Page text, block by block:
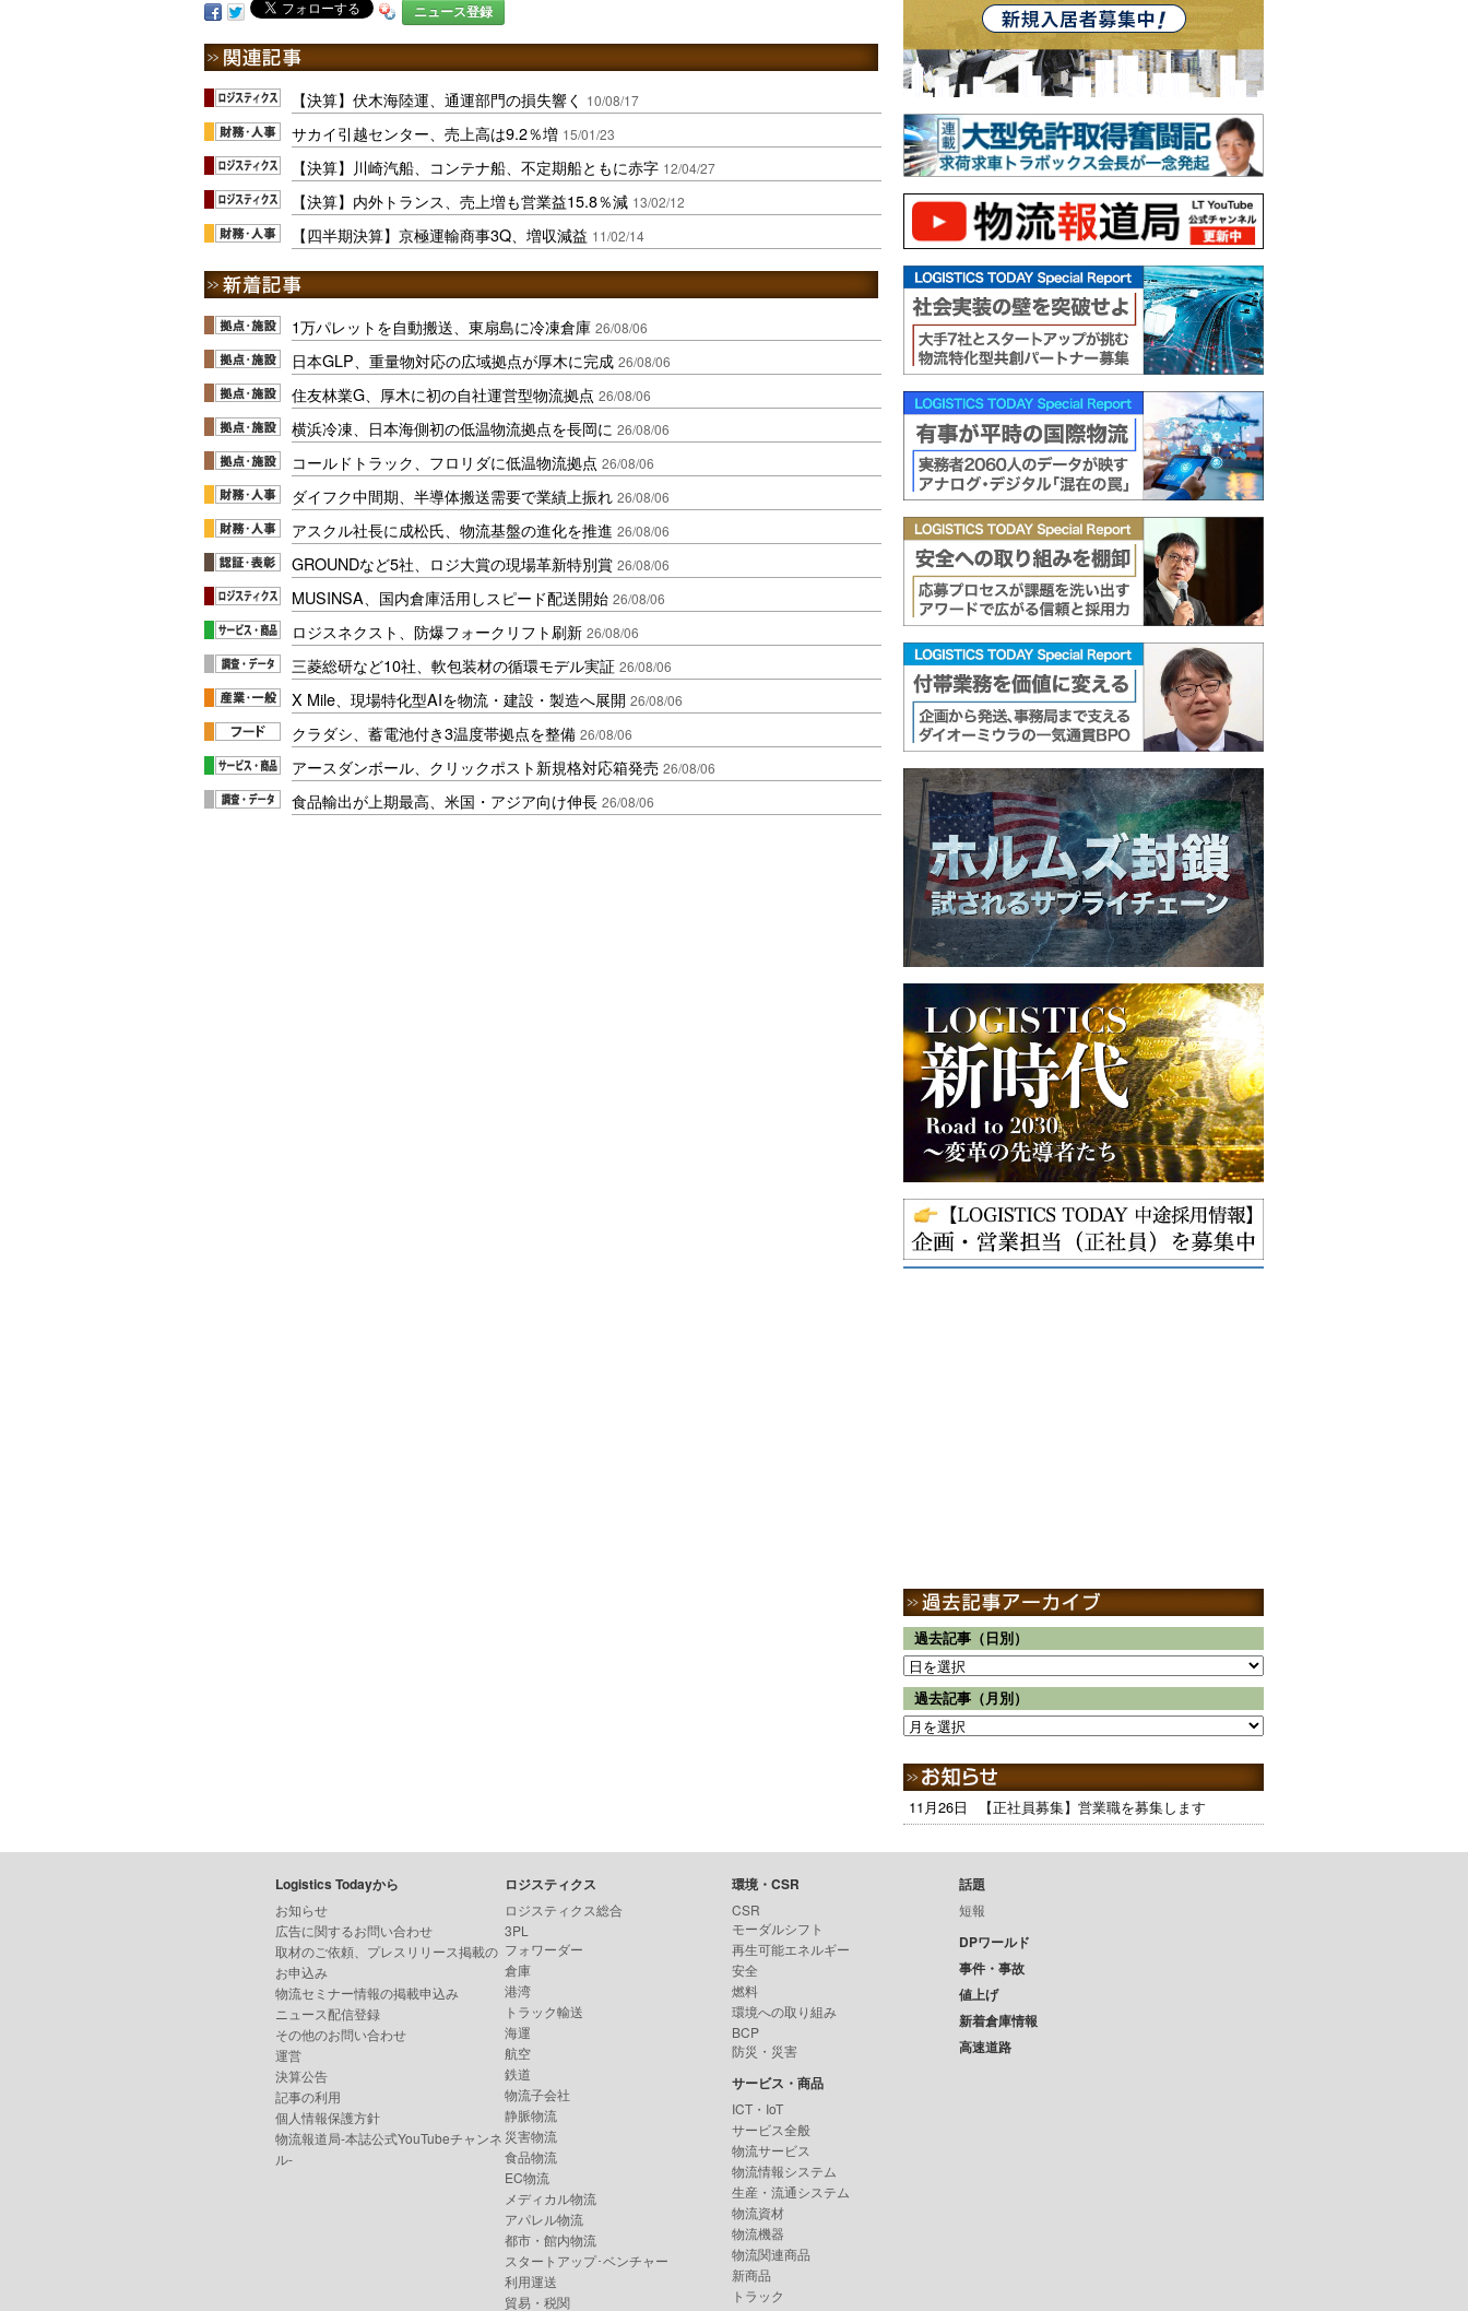
ニュース登録
【決算】伏木海陸運、通運部門の損失響く 10/08/17
サカイ引越センター、売上高は9.2％増 15/01/23
【決算】川崎汽船、コンテナ船、不定期船ともに赤字 12/04/27
【決算】内外トランス、売上増も営業益15.8％減 13/02/12
【四半期決算】京極運輸商事3Q、増収減益 11/02/14
1万パレットを自動搬送、東扇島に冷凍倉庫 26/08/06
日本GLP、重量物対応の広域拠点が厚木に完成 26/08/06
住友林業G、厚木に初の自社運営型物流拠点 26/08/06
横浜冷凍、日本海側初の低温物流拠点を長岡に 26/08/06
コールドトラック、フロリダに低温物流拠点 26/08/06
ダイフク中間期、半導体搬送需要で業績上振れ 26/08/06
アスクル社長に成松氏、物流基盤の進化を推進 26/08/06
GROUNDなど5社、ロジ大賞の現場革新特別賞 26/08/06
MUSINSA、国内倉庫活用しスピード配送開始 26/08/06
ロジスネクスト、防爆フォークリフト刷新 26/08/06
三菱総研など10社、軟包装材の循環モデル実証 26/08/06
X Mile、現場特化型AIを物流・建設・製造へ展開 26/08/06
クラダシ、蓄電池付き3温度帯拠点を整備 26/08/06
アースダンボール、クリックポスト新規格対応箱発売 26/08/06
食品輸出が上期最高、米国・アジア向け伸長 26/08/06
過去記事（日別）
過去記事（月別）
11月26日 【正社員募集】営業職を募集します
Logistics Todayから
お知らせ
広告に関するお問い合わせ
取材のご依頼、プレスリリース掲載の
お申込み
物流セミナー情報の掲載申込み
ニュース配信登録
その他のお問い合わせ
運営
決算公告
記事の利用
個人情報保護方針
物流報道局-本誌公式YouTubeチャンネ
ル-
ロジスティクス
ロジスティクス総合
3PL
フォワーダー
倉庫
港湾
トラック輸送
海運
航空
鉄道
物流子会社
静脈物流
災害物流
食品物流
EC物流
メディカル物流
アパレル物流
都市・館内物流
スタートアップ･ベンチャー
利用運送
貿易・税関
環境・CSR
CSR
モーダルシフト
再生可能エネルギー
安全
燃料
環境への取り組み
BCP
防災・災害
サービス・商品
ICT・IoT
サービス全般
物流サービス
物流情報システム
生産・流通システム
物流資材
物流機器
物流関連商品
新商品
トラック
話題
短報
DPワールド
事件・事故
値上げ
新着倉庫情報
高速道路